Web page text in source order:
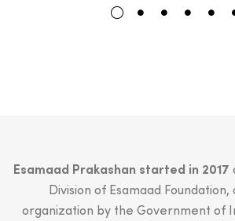
₹899.00.
₹799.00.
Esamaad Prakashan started in 2017
Division of Esamaad
organization by the Government of